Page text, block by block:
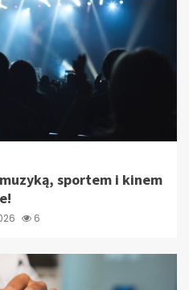
sportem i kinem
6